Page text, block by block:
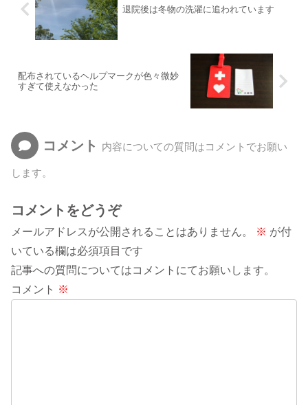
退院後は冬物の洗濯に追われています
配布されているヘルプマークが色々微妙
すぎて使えなかった
コメント 内容についての質問はコメントでお願い
します。
コメントをどうぞ
メールアドレスが公開されることはありません。 ※ が付
いている欄は必須項目です
記事への質問についてはコメントにてお願いします。
コメント ※